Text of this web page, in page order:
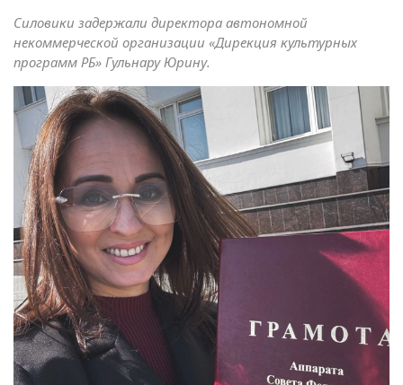
Силовики задержали директора автономной
некоммерческой организации «Дирекция культурных
программ РБ» Гульнару Юрину.